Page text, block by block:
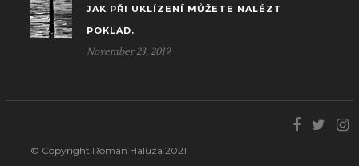
JAK PŘI UKLÍZENÍ MŮŽETE NALÉZT
POKLAD.
November 23, 2019
© Copyright Roman Haluza 2021